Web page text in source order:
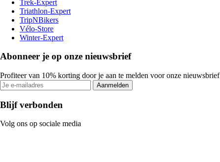
Trek-Expert
Triathlon-Expert
TripNBikers
Vélo-Store
Winter-Expert
Abonneer je op onze nieuwsbrief
Profiteer van 10% korting door je aan te melden voor onze nieuwsbrief
Aanmelden
Blijf verbonden
Volg ons op sociale media